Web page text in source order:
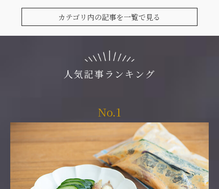
カテゴリ内の記事を一覧で見る
人気記事ランキング
No.1